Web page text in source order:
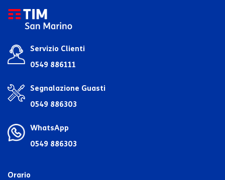
Servizio Clienti
0549 886111
Segnalazione Guasti
0549 886303
WhatsApp
0549 886303
Orario